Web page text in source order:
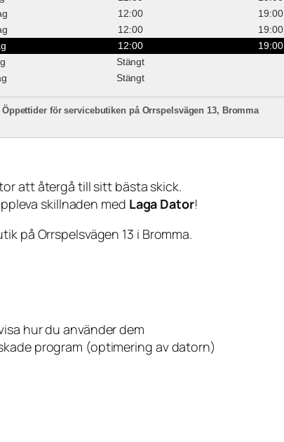
12:00
19:00
12:00
19:00
12:00
19:00
Stängt
Stängt
Öppettider för servicebutiken på Orrspelsvägen 13, Bromma
att återgå till sitt bästa skick.
skillnaden med Laga Dator!
på Orrspelsvägen 13 i Bromma.
hur du använder dem
program (optimering av datorn)